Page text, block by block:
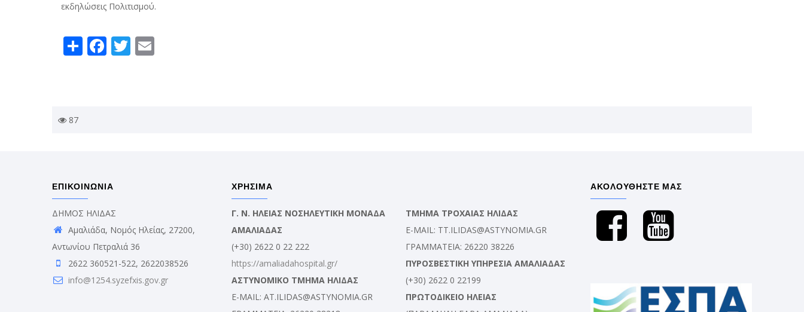
εκδηλώσεις Πολιτισμού.
ShareFacebook
Twitter
87
ΕΠΙΚΟΙΝΩΝΙΑ
ΔΗΜΟΣ ΗΛΙΔΑΣ
Αμαλιάδα, Νομός Ηλείας, 27200,
Αντωνίου Πετραλιά 36
2622 360521-522, 2622038526
info@1254.syzefxis.gov.gr
ΧΡΗΣΙΜΑ
Γ. Ν. ΗΛΕΙΑΣ ΝΟΣΗΛΕΥΤΙΚΗ ΜΟΝΑΔΑ
ΑΜΑΛΙΑΔΑΣ
(+30) 2622 0 22 222
https://amaliadahospital.gr/
ΑΣΤΥΝΟΜΙΚΟ ΤΜΗΜΑ ΗΛΙΔΑΣ
E-MAIL: AT.ILIDAS@ASTYNOMIA.GR
ΤΜΗΜΑ ΤΡΟΧΑΙΑΣ ΗΛΙΔΑΣ
E-MAIL: TT.ILIDAS@ASTYNOMIA.GR
ΓΡΑΜΜΑΤΕΙΑ: 26220 38226
ΠΥΡΟΣΒΕΣΤΙΚΗ ΥΠΗΡΕΣΙΑ ΑΜΑΛΙΑΔΑΣ
(+30) 2622 0 22199
ΠΡΩΤΟΔΙΚΕΙΟ ΗΛΕΙΑΣ
ΑΚΟΛΟΥΘΗΣΤΕ ΜΑΣ